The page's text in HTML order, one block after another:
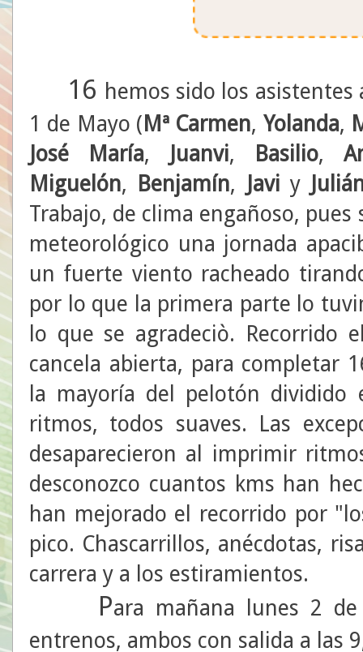
16 hemos sido los
1 de Mayo ( Mª Carmen, Yolanda,
José María, Juanvi, Basilio,
Miguelón, Benjamín, Javi y
Trabajo, de clima engañoso, pues
meteorológico una jornada
un fuerte viento racheado
por lo que la primera parte lo
lo que se agradeciò. Recorrido
cancela abierta, para completar
la mayoría del pelotón dividido
ritmos, todos suaves. Las
desaparecieron al imprimir
desconozco cuantos kms han
han mejorado el recorrido por
pico. Chascarrillos, anécdotas,
carrera y a los estiramientos.
Para mañana lunes 2
entrenos, ambos con salida a las